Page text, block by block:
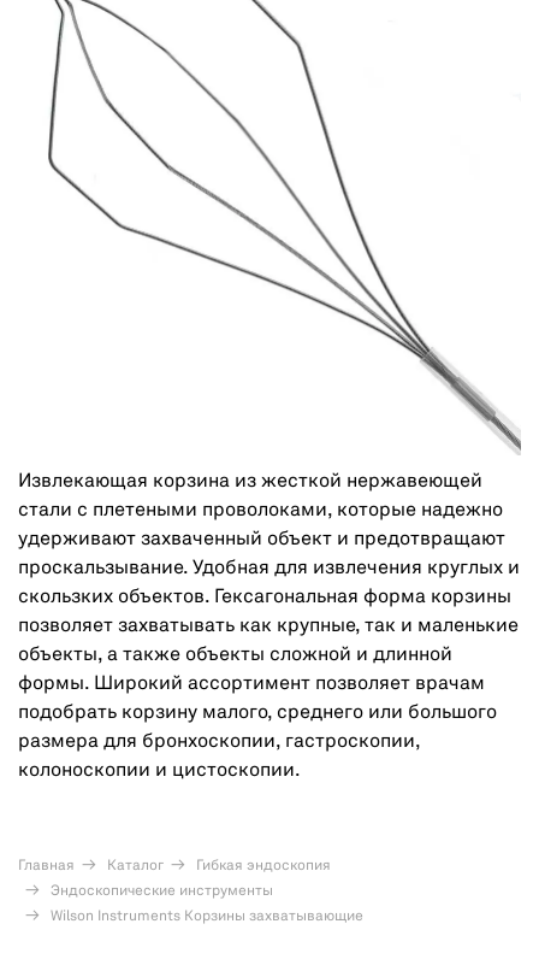
Извлекающая корзина из жесткой нержавеющей
стали с плетеными проволоками, которые надежно
удерживают захваченный объект и предотвращают
проскальзывание. Удобная для извлечения круглых и
скользких объектов. Гексагональная форма корзины
позволяет захватывать как крупные, так и маленькие
объекты, а также объекты сложной и длинной
формы. Широкий ассортимент позволяет врачам
подобрать корзину малого, среднего или большого
размера для бронхоскопии, гастроскопии,
колоноскопии и цистоскопии.
Главная Каталог
Гибкая эндоскопия
Эндоскопические инструменты
Wilson Instruments Корзины захватывающие